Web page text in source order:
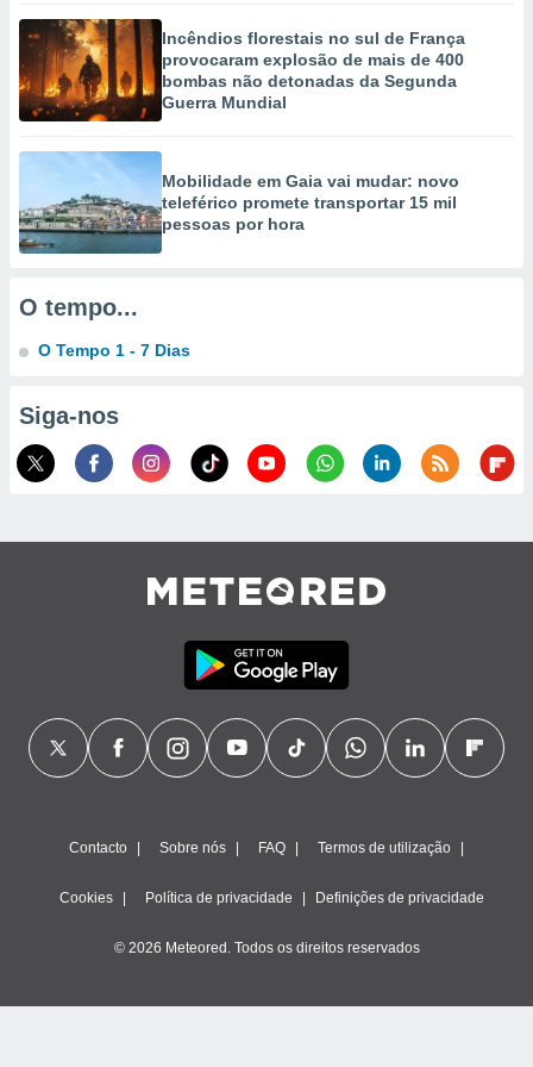
criar
medir o
dos
de
de dados
dados
estudos
de
Incêndios florestais no sul de França
provocaram explosão de mais de 400
bombas não detonadas da Segunda
Guerra Mundial
Mobilidade em Gaia vai mudar: novo
teleférico promete transportar 15 mil
pessoas por hora
O tempo...
O Tempo 1 - 7 Dias
Siga-nos
Contacto Sobre nós FAQ Termos de utilização
Cookies Política de privacidade Definições de privacidade
© 2026 Meteored. Todos os direitos reservados